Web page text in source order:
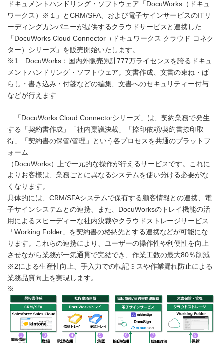
ドキュメントハンドリング・ソフトウェア「DocuWorks（ドキュ
ワークス）※１」とCRM/SFA、および電子サインサービスのITリ
ーディングカンパニーが提供するクラウドサービスと連携した
「DocuWorks Cloud Connector（ドキュワークス クラウド コネク
ター）シリーズ」を販売開始いたします。
※1 DocuWorks：国内外販売累計777万ライセンスを誇るドキュ
メントハンドリング・ソフトウェア。文書作成、文書の束ね・ば
らし・書き込み・付箋などの編集、文書へのセキュリティー付与
などが行えます
「DocuWorks Cloud Connectorシリーズ」は、契約業務で発生
する「契約書作成」「社内稟議決裁」「捺印依頼/契約書捺印取
得」「契約書の保管/管理」という各プロセスを共通のプラットフ
ォーム
（DocuWorks）上で一元的な操作が行えるサービスです。これに
よりお客様は、業務ごとに異なるシステムを使い分ける必要がな
くなります。
具体的には、CRM/SFAシステムで保有する顧客情報との連携、電
子サインシステムとの連携、また、DocuWorksのトレイ機能の活
用によるスピーディーな社内決裁やクラウドストレージサービス
「Working Folder」を契約書の格納先とする連携などが可能にな
ります。これらの連携により、ユーザーの操作性や利便性を向上
させながら業務が一気通貫で完結でき、作業工数の最大80％削減
※2による生産性向上、手入力での転記ミスや作業漏れ防止による
業務品質向上を実現します。
※